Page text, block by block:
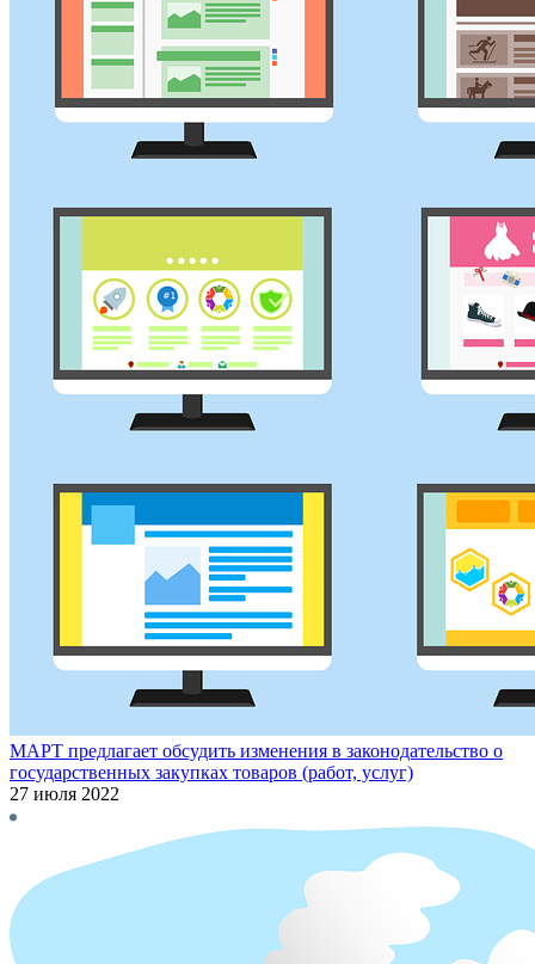
МАРТ предлагает обсудить изменения в законодательство о
государственных закупках товаров (работ, услуг)
27 июля 2022